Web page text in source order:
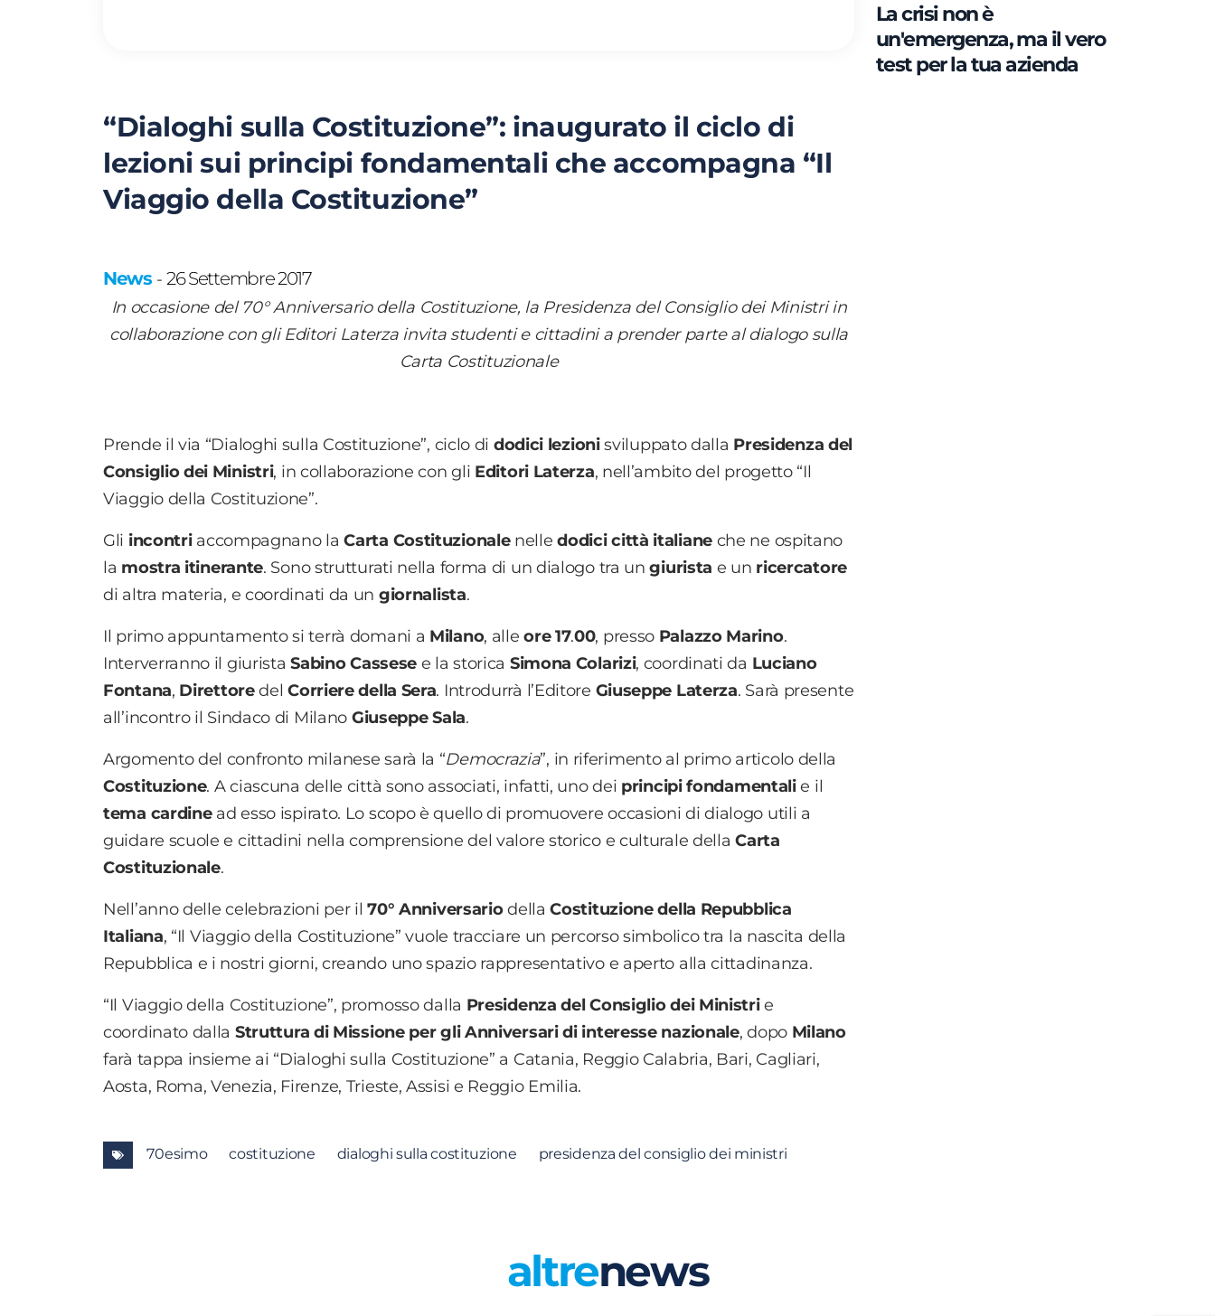
“Dialoghi sulla Costituzione”: inaugurato il ciclo di
lezioni sui principi fondamentali che accompagna “Il
Viaggio della Costituzione”
News - 26 Settembre 2017
In occasione del 70° Anniversario della Costituzione, la Presidenza del Consiglio dei Ministri in
collaborazione con gli Editori Laterza invita studenti e cittadini a prender parte al dialogo sulla
Carta Costituzionale
Prende il via “Dialoghi sulla Costituzione”, ciclo di dodici lezionisviluppato dalla Presidenza del
Consiglio dei Ministri, in collaborazione con gli Editori Laterza, nell’ambito del progetto “Il
Viaggio della Costituzione”.
Gli incontriaccompagnano laCarta Costituzionalenelledodici città italiane che ne ospitano
la mostra itinerante. Sono strutturati nella forma di un dialogo tra ungiurista e un ricercatore
di altra materia, e coordinati da un giornalista.
Il primo appuntamento si terrà domani a Milano, alleore 17.00, presso Palazzo Marino.
Interverranno il giuristaSabino Cassese e la storica Simona Colarizi, coordinati da Luciano
Fontana, DirettoredelCorriere della Sera. Introdurrà l’Editore Giuseppe Laterza. Sarà presente
all’incontro il Sindaco di Milano Giuseppe Sala.
Argomento del confronto milanese sarà la “Democrazia”, in riferimento al primo articolo della
Costituzione. A ciascuna delle città sono associati, infatti, uno dei principi fondamentalie il
tema cardine ad esso ispirato. Lo scopo è quello di promuovere occasioni di dialogo utili a
guidare scuole e cittadini nella comprensione del valore storico e culturale dellaCarta
Costituzionale.
Nell’anno delle celebrazioni per il70° AnniversariodellaCostituzione della Repubblica
Italiana, “Il Viaggio della Costituzione” vuole tracciare un percorso simbolico tra la nascita della
Repubblica e i nostri giorni, creando uno spazio rappresentativo e aperto alla cittadinanza.
“Il Viaggio della Costituzione”, promosso dalla Presidenza del Consiglio dei Ministrie
coordinato dalla Struttura di Missione per gli Anniversari di interesse nazionale, dopo Milano
farà tappa insieme ai “Dialoghi sulla Costituzione” a Catania, Reggio Calabria, Bari, Cagliari,
Aosta, Roma, Venezia, Firenze, Trieste, Assisi e Reggio Emilia.
70esimo costituzione dialoghi sulla costituzione presidenza del consiglio dei ministri
La crisi non è
un'emergenza, ma il vero
test per la tua azienda
altrenews